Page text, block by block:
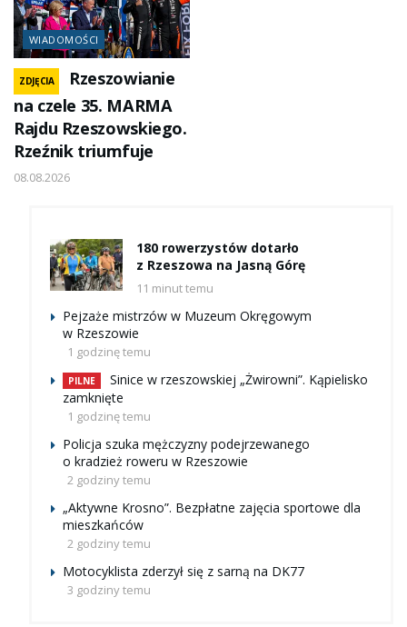
WIADOMOŚCI
ZDJĘCIA
Rzeszowianie
na czele 35. MARMA
Rajdu Rzeszowskiego.
Rzeźnik triumfuje
08.08.2026
180 rowerzystów dotarło
z Rzeszowa na Jasną Górę
11 minut temu
Pejzaże mistrzów w Muzeum Okręgowym
w Rzeszowie
1 godzinę temu
PILNE
Sinice w rzeszowskiej „Żwirowni”. Kąpielisko
zamknięte
1 godzinę temu
Policja szuka mężczyzny podejrzewanego
o kradzież roweru w Rzeszowie
2 godziny temu
„Aktywne Krosno”. Bezpłatne zajęcia sportowe dla
mieszkańców
2 godziny temu
Motocyklista zderzył się z sarną na DK77
3 godziny temu